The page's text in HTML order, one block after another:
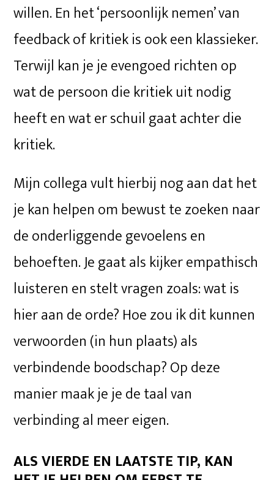
willen. En het ‘persoonlijk nemen’ van
feedback of kritiek is ook een klassieker.
Terwijl kan je je evengoed richten op
wat de persoon die kritiek uit nodig
heeft en wat er schuil gaat achter die
kritiek.
Mijn collega vult hierbij nog aan dat het
je kan helpen om bewust te zoeken naar
de onderliggende gevoelens en
behoeften. Je gaat als kijker empathisch
luisteren en stelt vragen zoals: wat is
hier aan de orde? Hoe zou ik dit kunnen
verwoorden (in hun plaats) als
verbindende boodschap? Op deze
manier maak je je de taal van
verbinding al meer eigen.
ALS VIERDE EN LAATSTE TIP, KAN